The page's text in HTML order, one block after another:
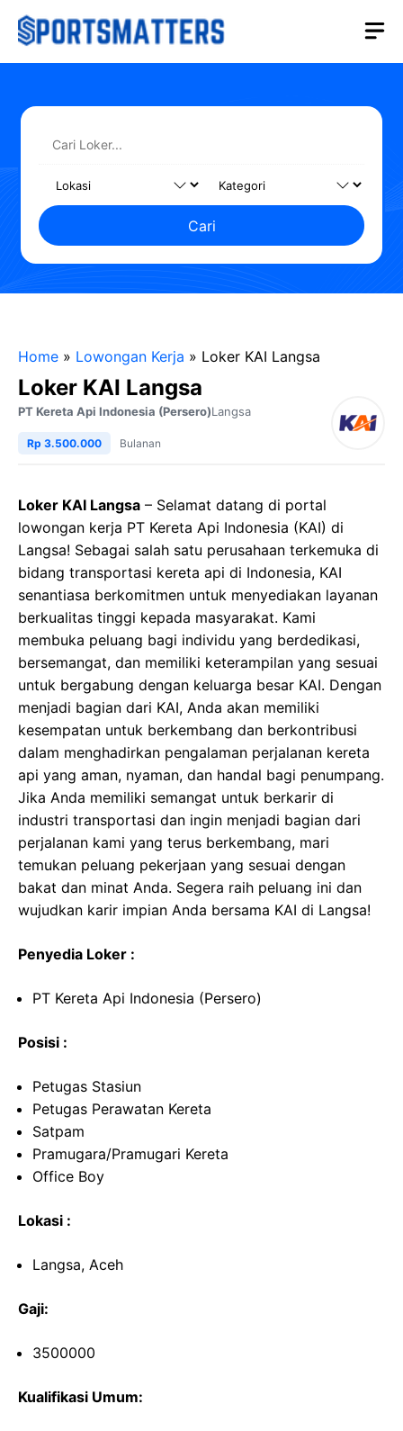
Langsung
Cari
Home » Lowongan Kerja » Loker KAI Langsa
Loker KAI Langsa
PT Kereta Api Indonesia (Persero)Langsa
Rp 3.500.000 Bulanan
Loker KAI Langsa – Selamat datang di portal
lowongan kerja PT Kereta Api Indonesia (KAI) di
Langsa! Sebagai salah satu perusahaan terkemuka di
bidang transportasi kereta api di Indonesia, KAI
senantiasa berkomitmen untuk menyediakan layanan
berkualitas tinggi kepada masyarakat. Kami
membuka peluang bagi individu yang berdedikasi,
bersemangat, dan memiliki keterampilan yang sesuai
untuk bergabung dengan keluarga besar KAI. Dengan
menjadi bagian dari KAI, Anda akan memiliki
kesempatan untuk berkembang dan berkontribusi
dalam menghadirkan pengalaman perjalanan kereta
api yang aman, nyaman, dan handal bagi penumpang.
Jika Anda memiliki semangat untuk berkarir di
industri transportasi dan ingin menjadi bagian dari
perjalanan kami yang terus berkembang, mari
temukan peluang pekerjaan yang sesuai dengan
bakat dan minat Anda. Segera raih peluang ini dan
wujudkan karir impian Anda bersama KAI di Langsa!
Penyedia Loker :
PT Kereta Api Indonesia (Persero)
Posisi :
Petugas Stasiun
Petugas Perawatan Kereta
Satpam
Pramugara/Pramugari Kereta
Office Boy
Lokasi :
Langsa, Aceh
Gaji:
3500000
Kualifikasi Umum: